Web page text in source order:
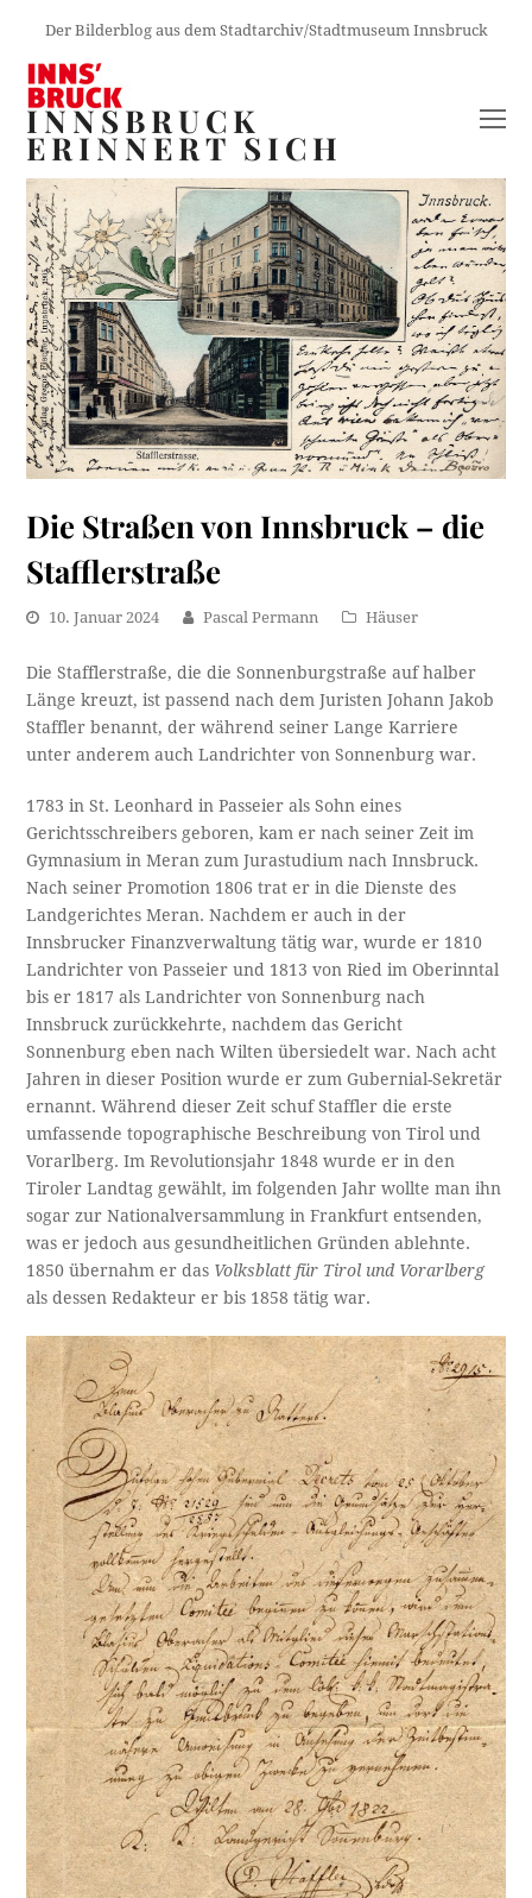
Der Bilderblog aus dem Stadtarchiv/Stadtmuseum Innsbruck
INNSBRUCK
ERINNERT SICH
Die Straßen von Innsbruck – die
Stafflerstraße
10. Januar 2024 Pascal Permann Häuser
Die Stafflerstraße, die die Sonnenburgstraße auf halber
Länge kreuzt, ist passend nach dem Juristen Johann Jakob
Staffler benannt, der während seiner Lange Karriere
unter anderem auch Landrichter von Sonnenburg war.
1783 in St. Leonhard in Passeier als Sohn eines
Gerichtsschreibers geboren, kam er nach seiner Zeit im
Gymnasium in Meran zum Jurastudium nach Innsbruck.
Nach seiner Promotion 1806 trat er in die Dienste des
Landgerichtes Meran. Nachdem er auch in der
Innsbrucker Finanzverwaltung tätig war, wurde er 1810
Landrichter von Passeier und 1813 von Ried im Oberinntal
bis er 1817 als Landrichter von Sonnenburg nach
Innsbruck zurückkehrte, nachdem das Gericht
Sonnenburg eben nach Wilten übersiedelt war. Nach acht
Jahren in dieser Position wurde er zum Gubernial-Sekretär
ernannt. Während dieser Zeit schuf Staffler die erste
umfassende topographische Beschreibung von Tirol und
Vorarlberg. Im Revolutionsjahr 1848 wurde er in den
Tiroler Landtag gewählt, im folgenden Jahr wollte man ihn
sogar zur Nationalversammlung in Frankfurt entsenden,
was er jedoch aus gesundheitlichen Gründen ablehnte.
1850 übernahm er das Volksblatt für Tirol und Vorarlberg
als dessen Redakteur er bis 1858 tätig war.